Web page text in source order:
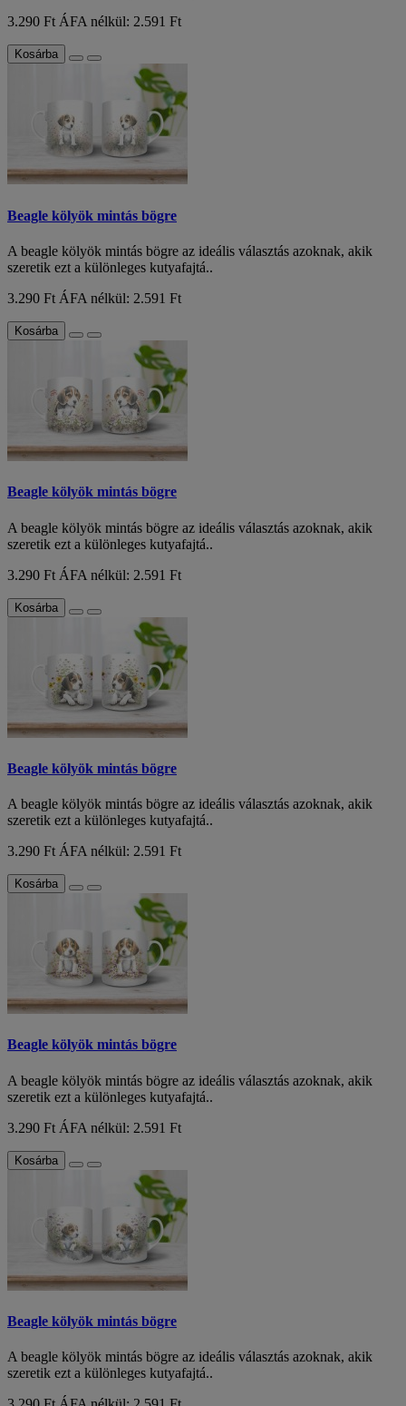
3.290 FtÁFA nélkül: 2.591 Ft
Kosárba
Beagle kölyök mintás bögre
A beagle kölyök mintás bögre az ideális választás azoknak, akik
szeretik ezt a különleges kutyafajtá..
3.290 Ft ÁFA nélkül: 2.591 Ft
Kosárba
Beagle kölyök mintás bögre
A beagle kölyök mintás bögre az ideális választás azoknak, akik
szeretik ezt a különleges kutyafajtá..
3.290 Ft ÁFA nélkül: 2.591 Ft
Kosárba
Beagle kölyök mintás bögre
A beagle kölyök mintás bögre az ideális választás azoknak, akik
szeretik ezt a különleges kutyafajtá..
3.290 Ft ÁFA nélkül: 2.591 Ft
Kosárba
Beagle kölyök mintás bögre
A beagle kölyök mintás bögre az ideális választás azoknak, akik
szeretik ezt a különleges kutyafajtá..
3.290 Ft ÁFA nélkül: 2.591 Ft
Kosárba
Beagle kölyök mintás bögre
A beagle kölyök mintás bögre az ideális választás azoknak, akik
szeretik ezt a különleges kutyafajtá..